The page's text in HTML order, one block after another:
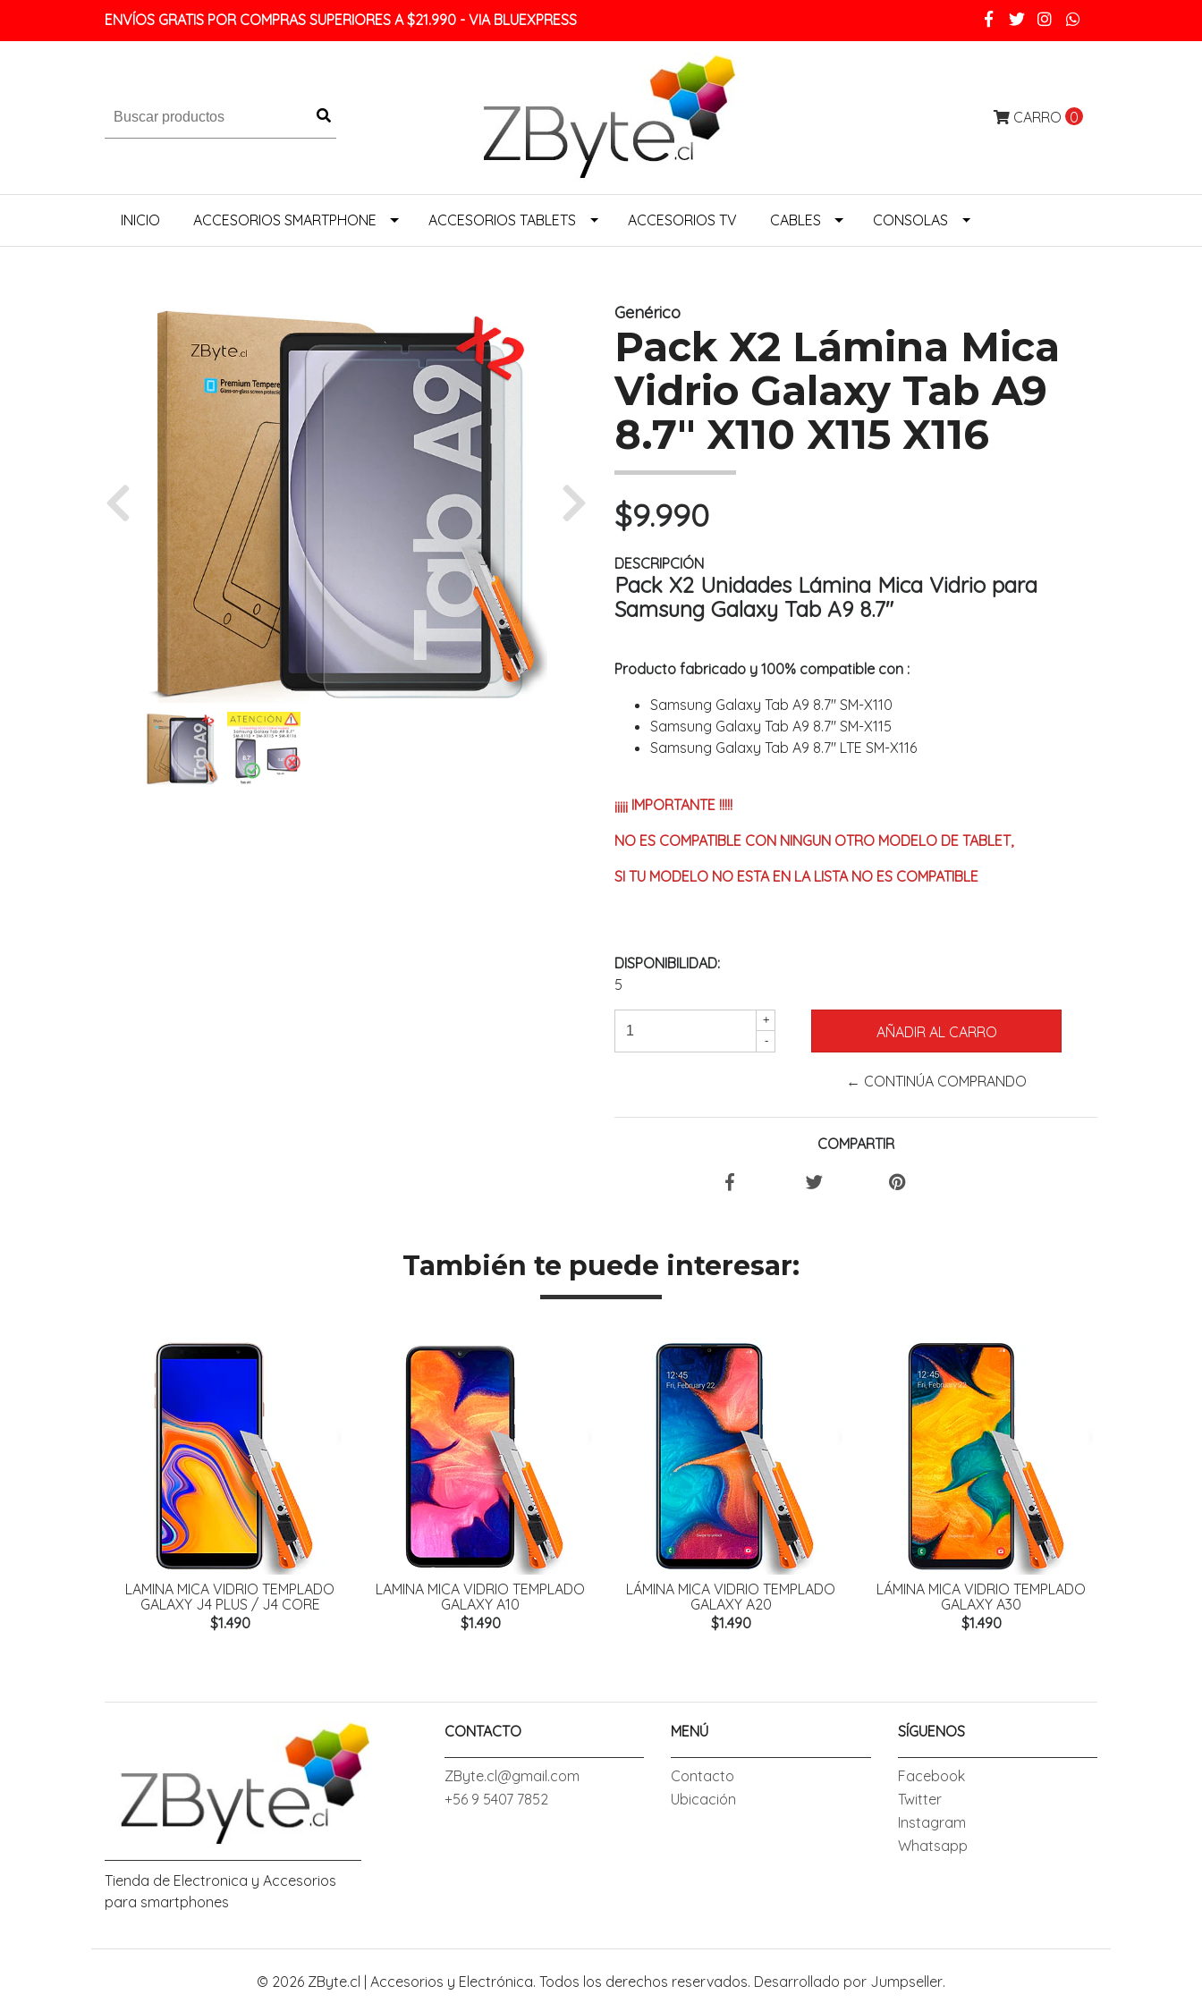
ENVÍOS GRATIS POR COMPRAS SUPERIORES A $21.990 - VIA BLUEXPRESS
CARRO 0
INICIO ACCESORIOS SMARTPHONE ACCESORIOS TABLETS ACCESORIOS TV CABLES CONSOLAS
Previous Next
Genérico
Pack X2 Lámina Mica
Vidrio Galaxy Tab A9
8.7" X110 X115 X116
$9.990
DESCRIPCIÓN
Pack X2 Unidades Lámina Mica Vidrio para
Samsung Galaxy Tab A9 8.7"
Producto fabricado y 100% compatible con :
Samsung Galaxy Tab A9 8.7" SM-X110
Samsung Galaxy Tab A9 8.7" SM-X115
Samsung Galaxy Tab A9 8.7" LTE SM-X116
¡¡¡¡¡ IMPORTANTE !!!!!
NO ES COMPATIBLE CON NINGUN OTRO MODELO DE TABLET,
SI TU MODELO NO ESTA EN LA LISTA NO ES COMPATIBLE
DISPONIBILIDAD:
5
+
-
← CONTINÚA COMPRANDO
COMPARTIR
También te puede interesar:
LAMINA MICA VIDRIO TEMPLADO
GALAXY J4 PLUS / J4 CORE
$1.490
LAMINA MICA VIDRIO TEMPLADO
GALAXY A10
$1.490
LÁMINA MICA VIDRIO TEMPLADO
GALAXY A20
$1.490
LÁMINA MICA VIDRIO TEMPLADO
GALAXY A30
$1.490
Tienda de Electronica y Accesorios
para smartphones
CONTACTO
ZByte.cl@gmail.com
+56 9 5407 7852
MENÚ
Contacto
Ubicación
SÍGUENOS
Facebook
Twitter
Instagram
Whatsapp
© 2026 ZByte.cl | Accesorios y Electrónica. Todos los derechos reservados. Desarrollado por Jumpseller.